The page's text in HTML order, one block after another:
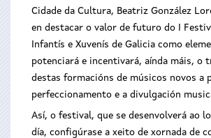
Cidade da Cultura, Beatriz González
en destacar o valor de futuro do I
Infantís e Xuvenís de Galicia como
potenciará e incentivará, aínda máis, o
destas formacións de músicos novos a
perfeccionamento e a divulgación
Así, o festival, que se desenvolverá ao
día, configúrase a xeito de xornada de